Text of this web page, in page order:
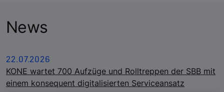
News
22.07.2026
KONE wartet 700 Aufzüge und Rolltreppen der SBB mit
einem konsequent digitalisierten Serviceansatz